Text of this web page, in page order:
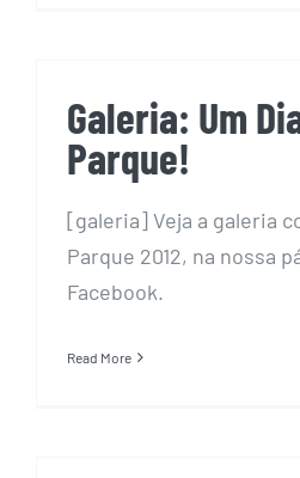
Galeria: Um
Parque!
[galeria] Veja a galeria
Parque 2012, na nossa
Facebook.
Read More